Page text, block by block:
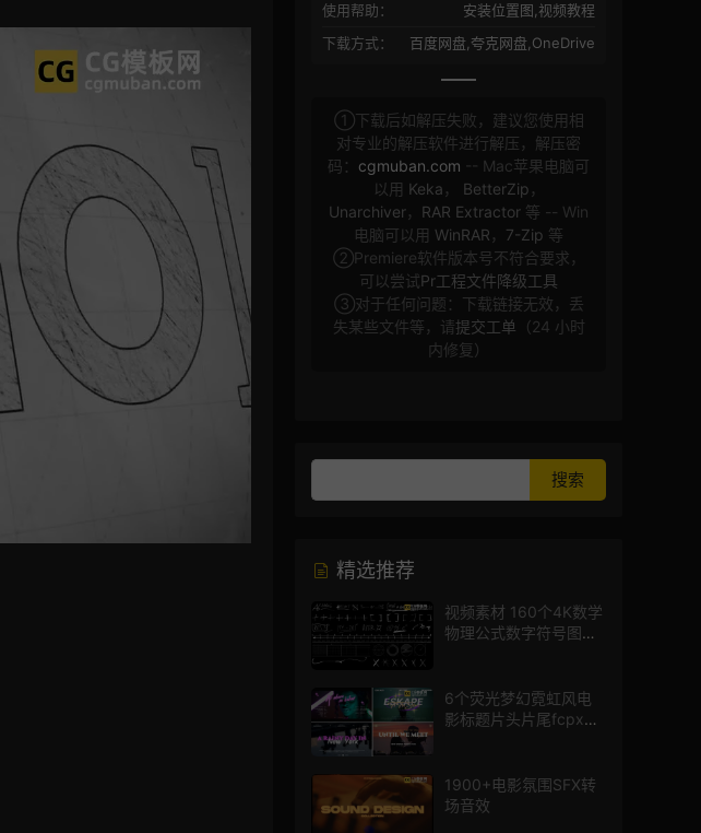
使用帮助：
安装位置图,视频教程
下载方式：
百度网盘,夸克网盘,OneDrive
①下载后如解压失败，建议您使用相
对专业的解压软件进行解压，解压密
码： cgmuban.com -- Mac苹果电脑可
以用 Keka ， BetterZip ，
Unarchiver， RAR Extractor 等 -- Win
电脑可以用 WinRAR ， 7-Zip 等
②Premiere软件版本号不符合要求，
可以尝试Pr工程文件降级工具
③对于任何问题：下载链接无效，丢
失某些文件等，请提交工单 （24 小时
内修复）
精选推荐
视频素材 160个4K数学
物理公式数字符号图标
6个荧光梦幻霓虹风电
影标题片头片尾fcpx插
1900+电影氛围SFX转
场音效